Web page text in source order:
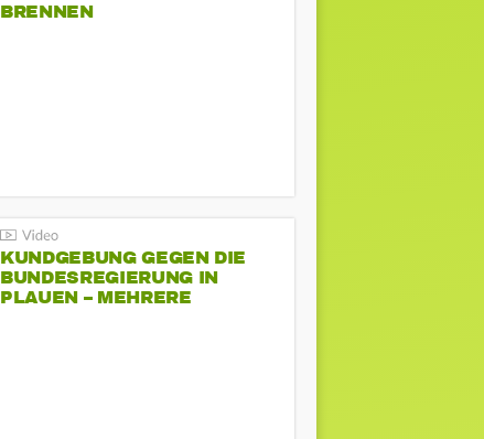
BRENNEN
KUNDGEBUNG GEGEN DIE
BUNDESREGIERUNG IN
PLAUEN – MEHRERE